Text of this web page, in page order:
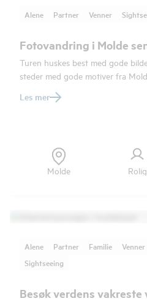
Alene Partner Venner
Fotovandring i Molde
Turen huskes best med gode
steder med gode motiver fra
Les mer
Molde Rolig
Alene Partner Familie Venner
Sightseeing
Besøk verdens vakreste